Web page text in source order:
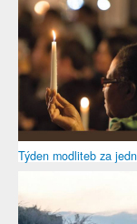
Týden modliteb za